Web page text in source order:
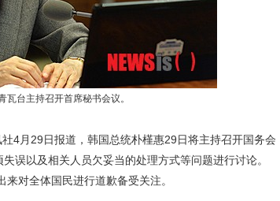
瓦台主持召开首席秘书会议。
月29日报道，韩国总统朴槿惠29日将主持召开国务会
误以及相关人员欠妥当的处理方式等问题进行讨论。
对全体国民进行道歉备受关注。